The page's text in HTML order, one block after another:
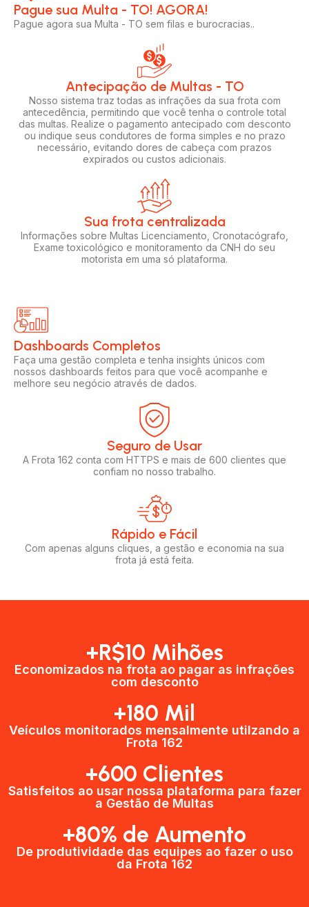
Pague sua Multa - TO! AGORA!​
Pague agora sua Multa - TO sem filas e burocracias..
Antecipação de Multas - TO
Nosso sistema traz todas as infrações da sua frota com
antecedência, permitindo que você tenha o controle total
das multas. Realize o pagamento antecipado com desconto
ou indique seus condutores de forma simples e no prazo
necessário, evitando dores de cabeça com prazos
expirados ou custos adicionais.
Sua frota centralizada​
Informações sobre Multas Licenciamento, Cronotacógrafo,
Exame toxicológico e monitoramento da CNH do seu
motorista em uma só plataforma.
Dashboards Completos​​
Faça uma gestão completa e tenha insights únicos com
nossos dashboards feitos para que você acompanhe e
melhore seu negócio através de dados.
Seguro de Usar​
A Frota 162 conta com HTTPS e mais de 600 clientes que
confiam no nosso trabalho.
Rápido e Fácil​
Com apenas alguns cliques, a gestão e economia na sua
frota já está feita.
+R$10 Mihões
Economizados na frota ao pagar as infrações
com desconto
+180 Mil
Veículos monitorados mensalmente utilzando a
Frota 162
+600 Clientes​
Satisfeitos ao usar nossa plataforma para fazer
a Gestão de Multas​
+80% de Aumento
De produtividade das equipes ao fazer o uso
da Frota 162​